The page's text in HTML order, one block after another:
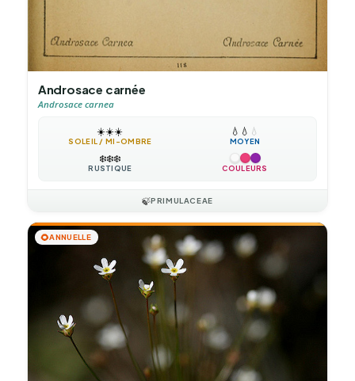
Androsace carnée
Androsace carnea
☀️☀️☀️
SOLEIL / MI-OMBRE
💧 💧 💧
MOYEN
❄️❄️❄️
RUSTIQUE COULEURS
🍃PRIMULACEAE
🌻ANNUELLE